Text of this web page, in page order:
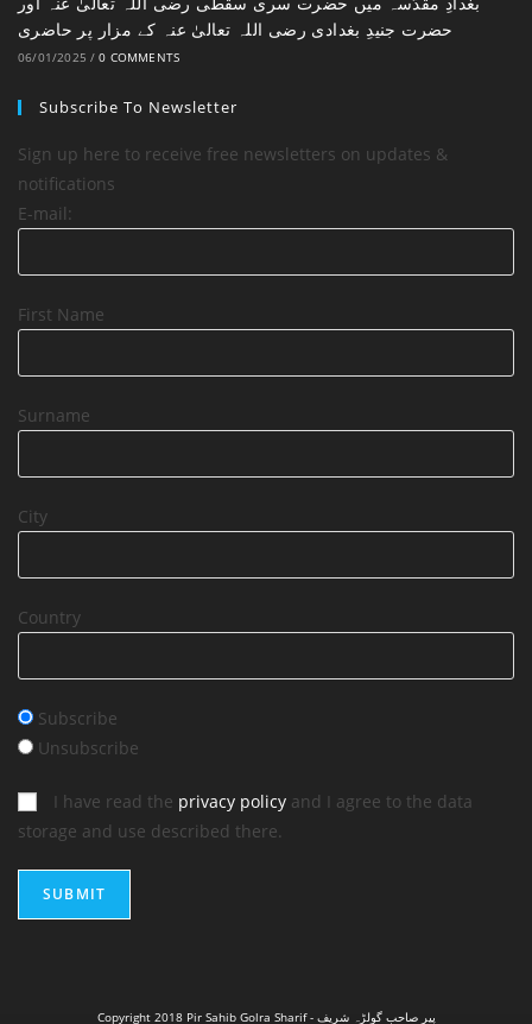
حضرت جنیدِ بغدادی رضی اللہ تعالیٰ عنہ کے مزار پر حاضری
06/01/2025 / 0 COMMENTS
Subscribe To Newsletter
Sign up here to receive free newsletters on updates &
notifications
E-mail:
First Name
Surname
City
Country
Subscribe
Unsubscribe
I have read the privacy policy and I agree to the data
storage and use described there.
Copyright 2018 Pir Sahib Golra Sharif - پیر صاحب گولڑہ شریف